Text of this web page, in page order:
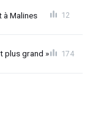
à Malines 12
plus grand » 174